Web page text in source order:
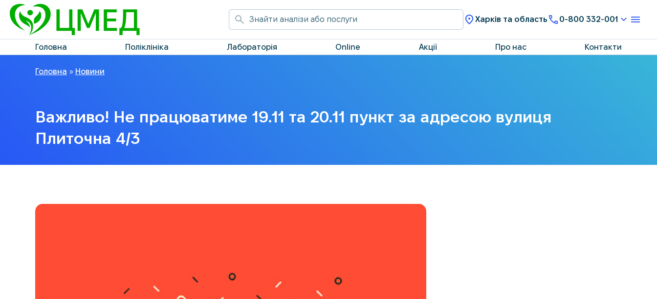
Харків та область 0-800 332-001
Головна Поліклініка Лабораторія Online Акції Про нас Контакти
Головна » Новини
Важливо! Не працюватиме 19.11 та 20.11 пункт за адресою вулиця
Плиточна 4/3